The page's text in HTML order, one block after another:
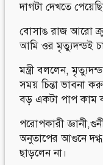
দাগটা দেখতে
বোসাঙ রাজ আরো
আমি ওর মৃত্যুদন্ডই
মন্ত্রী বললেন,
সময় চিন্তা ভাবনা
বড় একটা পাপ কাম
পরোপকারী
অনুতাপের আগুনে
ছাড়লেন না।